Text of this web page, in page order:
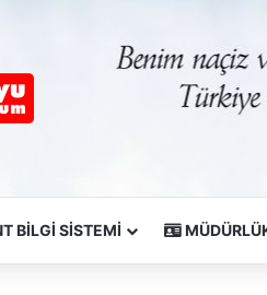
BİLGİ SİSTEMİ